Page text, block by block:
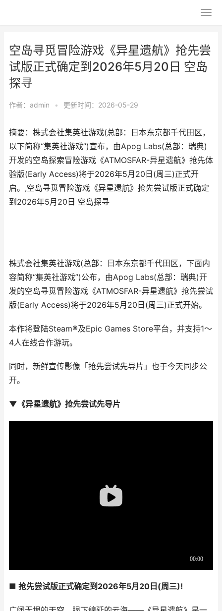
空岛寻觅冒险游戏《异星遗航》抢先尝
试版正式确定到2026年5月20日 空岛
探寻
作者： admin • 更新时间：2026-05-29
摘要：株式会社集英社游戏(总部：日本东京都千代田区，
以下简称“集英社游戏”)宣布，由Apog Labs(总部：瑞典)
开发的空岛探索冒险游戏《ATMOSFAR-异星遗航》抢先体
验版(Early Access)将于2026年5月20日(周三)正式开
启。,空岛寻觅冒险游戏《异星遗航》抢先尝试版正式确定
到2026年5月20日 空岛探寻
株式会社集英社游戏(总部：日本东京都千代田区，下面内
容简称“集英社游戏”)公布，由Apog Labs(总部：瑞典)开
发的空岛寻觅冒险游戏《ATMOSFAR-异星遗航》抢先尝试
版(Early Access)将于2026年5月20日(周三)正式开始。
本作将登陆Steam®及Epic Games Store平台，并支持1～
4人在线合作游玩。
同时，新鲜宣传影像「抢先尝试先导片」也于今天同步公
开。
▼《异星遗航》抢先尝试先导片
■ 抢先尝试版正式确定到2026年5月20日(周三)!